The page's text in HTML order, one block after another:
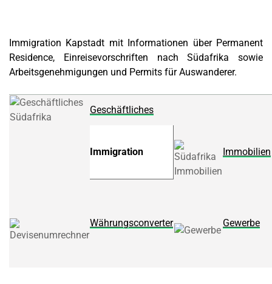
Immigration Kapstadt mit Informationen über Permanent
Residence, Einreisevorschriften nach Südafrika sowie
Arbeitsgenehmigungen und Permits für Auswanderer.
Geschäftliches
Immigration Immobilien
Währungsconverter Gewerbe